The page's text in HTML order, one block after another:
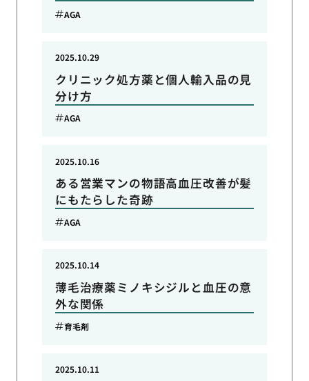
AGA
クリニック処方薬と個人輸入品の見
分け方
2025.10.29
AGA
ある営業マンの物語高血圧改善が髪
にもたらした奇跡
2025.10.16
AGA
薄毛治療薬ミノキシジルと血圧の意
外な関係
2025.10.14
育毛剤
2025.10.11